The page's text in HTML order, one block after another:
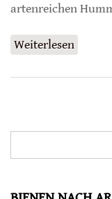
artenreichen
Weiterlesen